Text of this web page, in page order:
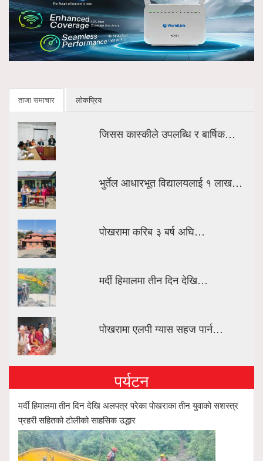
ताजा समाचार लोकप्रिय
जिसस कास्कीले उपलब्धि र बार्षिक…
भुर्तेल आधारभूत विद्यालयलाई १ लाख…
पोखरामा करिब ३ बर्ष अघि…
मर्दी हिमालमा तीन दिन देखि…
पोखरामा एलपी ग्यास सहज पार्न…
पर्यटन
मर्दी हिमालमा तीन दिन देखि अलपत्र परेका पोखराका तीन युवाको सशस्त्र
प्रहरी सहितको टोलीको साहसिक उद्धार